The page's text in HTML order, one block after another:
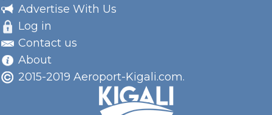
Advertise With Us
Log in
Contact us
About
2015-2019 Aeroport-Kigali.com.